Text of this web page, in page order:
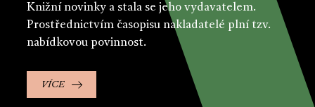
Knižní novinky a stala se jeho vydavatelem.
Prostřednictvím časopisu nakladatelé plní tzv.
nabídkovou povinnost.
VÍCE